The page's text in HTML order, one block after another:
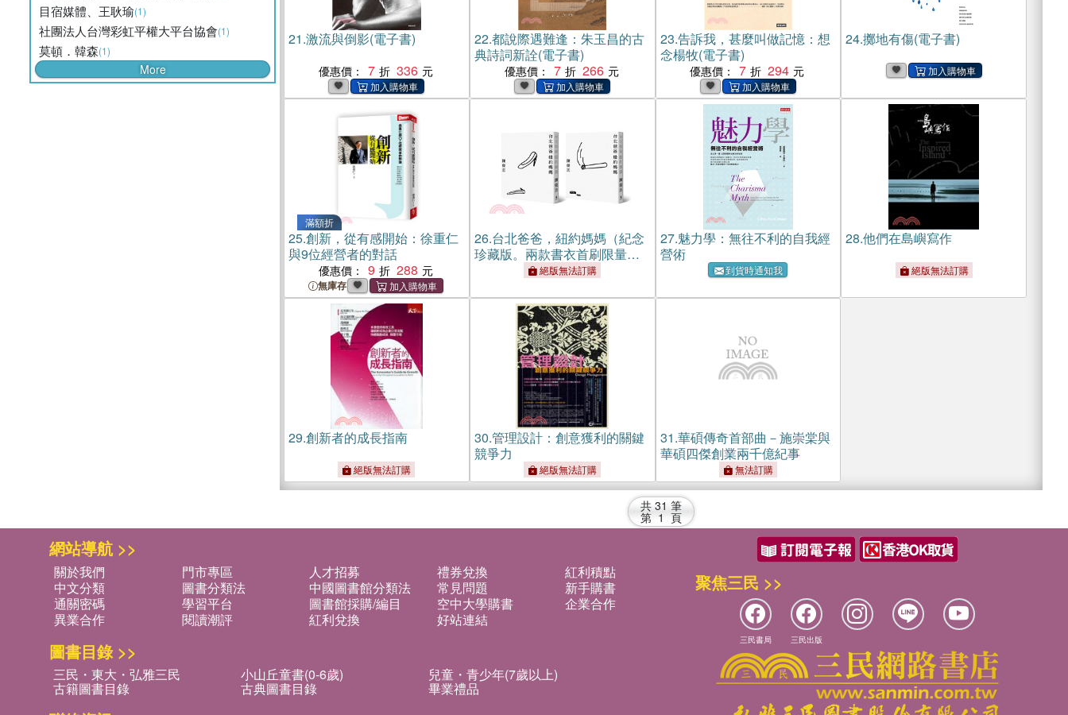
目宿媒體、王耿瑜(1)
社團法人台灣彩虹平權大平台協會(1)
莫頓．韓森(1)
More
21.激流與倒影(電子書)
優惠價： 7 336
22.都說際遇難逢：朱玉昌的古
典詩詞新詮(電子書)
優惠價： 7 266
23.告訴我，甚麼叫做記憶：想
念楊牧(電子書)
優惠價： 7 294
24.擲地有傷(電子書)
滿額折
25.創新，從有感開始：徐重仁
與9位經營者的對話
優惠價： 9 288
無庫存
26.台北爸爸，紐約媽媽（紀念
珍藏版。兩款書衣首刷限量，
隨機出貨）絕版無法訂購
27.魅力學：無往不利的自我經
營術
到貨時通知我
28.他們在島嶼寫作
絕版無法訂購
29.創新者的成長指南
絕版無法訂購
30.管理設計：創意獲利的關鍵
競爭力
絕版無法訂購
31.華碩傳奇首部曲－施崇棠與
華碩四傑創業兩千億紀事
無法訂購
共 31 筆
第 1 頁
網站導航 >>
關於我們 門市專區 人才招募 禮券兌換
紅利積點
中文分類
圖書分類法 中國圖書館分類法 常見問題
新手購書
通關密碼
學習平台 圖書館採購/編目 空中大學購書
企業合作
異業合作
閱讀潮評 紅利兌換 好站連結
圖書目錄 >>
三民・東大・弘雅三民 小山丘童書(0-6歲) 兒童・青少年(7歲以上)
古籍圖書目錄 古典圖書目錄 畢業禮品
聚焦三民 >>
三民書局 三民出版